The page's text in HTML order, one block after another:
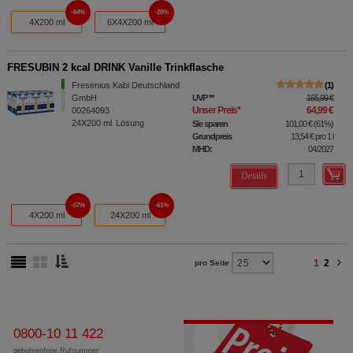
4X200 ml
64%
6X4X200 ml
20%
FRESUBIN 2 kcal DRINK Vanille Trinkflasche
Fresenius Kabi Deutschland
GmbH
00264093
24X200 ml Lösung
1
UVP** 165,99 €
Unser Preis* 64,99 €
Sie sparen 101,00 €(61%)
Grundpreis
13,54 €pro 1 l
MHD:
04/2027
Details
4X200 ml
57%
24X200 ml
61%
pro Seite 1 2
0800-10 11 422
gebührenfreie Rufnummer